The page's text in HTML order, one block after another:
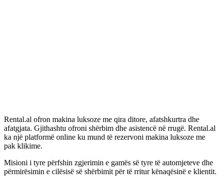
Rental.al ofron makina luksoze me qira ditore, afatshkurtra dhe
afatgjata. Gjithashtu ofroni shërbim dhe asistencë në rrugë. Rental.al
ka një platformë online ku mund të rezervoni makina luksoze me
pak klikime.
Misioni i tyre përfshin zgjerimin e gamës së tyre të automjeteve dhe
përmirësimin e cilësisë së shërbimit për të rritur kënaqësinë e klientit.